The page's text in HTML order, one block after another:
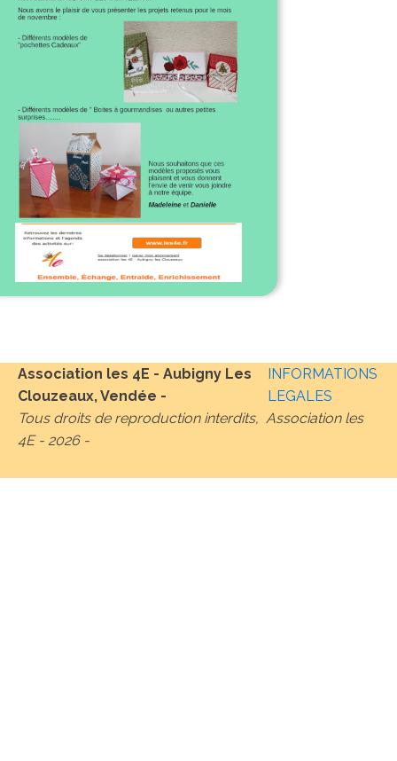
Association les 4E - Aubigny Les
Clouzeaux, Vendée -
INFORMATIONS
LEGALES
Tous droits de reproduction interdits, Association les
4E - 2026-